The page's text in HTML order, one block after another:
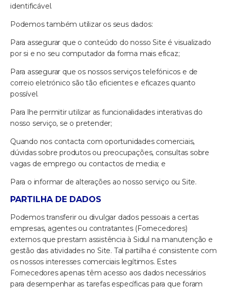
identificável.
Podemos também utilizar os seus dados:
Para assegurar que o conteúdo do nosso Site é visualizado
por si e no seu computador da forma mais eficaz;
Para assegurar que os nossos serviços telefónicos e de
correio eletrónico são tão eficientes e eficazes quanto
possível.
Para lhe permitir utilizar as funcionalidades interativas do
nosso serviço, se o pretender;
Quando nos contacta com oportunidades comerciais,
dúvidas sobre produtos ou preocupações, consultas sobre
vagas de emprego ou contactos de media; e
Para o informar de alterações ao nosso serviço ou Site.
PARTILHA DE DADOS
Podemos transferir ou divulgar dados pessoais a certas
empresas, agentes ou contratantes (Fornecedores)
externos que prestam assistência à Sidul na manutenção e
gestão das atividades no Site. Tal partilha é consistente com
os nossos interesses comerciais legítimos. Estes
Fornecedores apenas têm acesso aos dados necessários
para desempenhar as tarefas específicas para que foram